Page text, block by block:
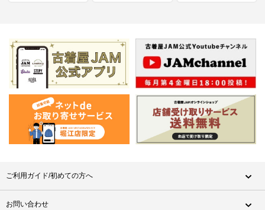
ご利用ガイド/初めての方へ
お問い合わせ